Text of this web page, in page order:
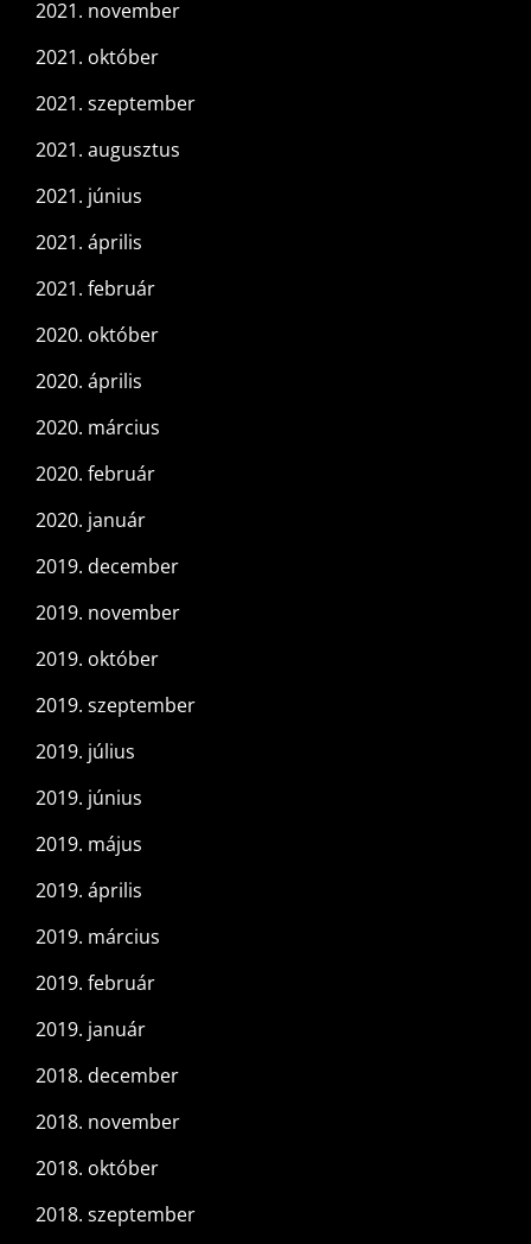
2021. november
2021. október
2021. szeptember
2021. augusztus
2021. június
2021. április
2021. február
2020. október
2020. április
2020. március
2020. február
2020. január
2019. december
2019. november
2019. október
2019. szeptember
2019. július
2019. június
2019. május
2019. április
2019. március
2019. február
2019. január
2018. december
2018. november
2018. október
2018. szeptember